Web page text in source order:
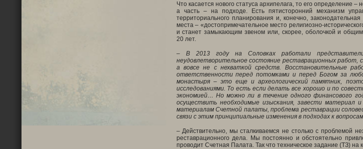
Что касается нового статуса архипелага, то его определение
а часть – на подходе. Есть пятисторонний механизм
территориального планирования и, конечно,
места – «достопримечательное место религиозно-
и станет замыкающим звеном или, скорее, оболочкой и
20 лет.
– В 2013 году на Соловках работали
неудовлетворительное состояние реставрационных работ,
а вовсе не с нехваткой средств. Восстановительные
ответственности перед потомками и перед Богом за
монастыря – это еще и археологический памятник,
исследованиями. То есть если делать все хорошо и по
экономией… Но можно ли в течение одного финансового
осуществить необходимые изыскания, завести материал
материалам Счетной палаты, проблема реставрации
связи с этим принципиальные изменения в подходах к
– Действительно, мы сталкиваемся не столько с проблемой
реставрационного дела. Мы постоянно и обстоятельно
проводит Счетная Палата. Так что техническое задание (ТЗ)